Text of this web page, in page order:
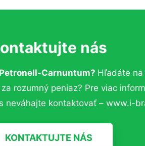
nás
Carnuntum? Hľadáte
rozumný peniaz? Pre viac
neváhajte kontaktovať – www.i-
KONTAKTUJTE NÁS